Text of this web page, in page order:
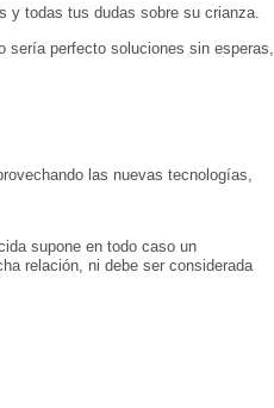
y todas tus dudas sobre su crianza.
perfecto soluciones sin esperas,
las nuevas tecnologías,
supone en todo caso un
relación, ni debe ser considerada